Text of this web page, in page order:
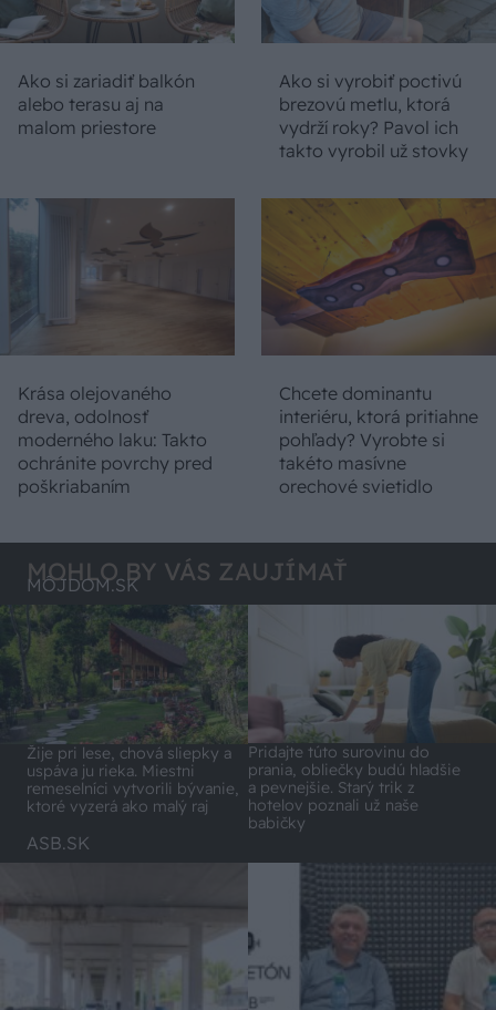
Ako si zariadiť balkón
alebo terasu aj na
malom priestore
Ako si vyrobiť poctivú
brezovú metlu, ktorá
vydrží roky? Pavol ich
takto vyrobil už stovky
Krása olejovaného
dreva, odolnosť
moderného laku: Takto
ochránite povrchy pred
poškriabaním
Chcete dominantu
interiéru, ktorá pritiahne
pohľady? Vyrobte si
takéto masívne
orechové svietidlo
MOHLO BY VÁS ZAUJÍMAŤ
MÔJDOM.SK
Žije pri lese, chová sliepky a
uspáva ju rieka. Miestni
remeselníci vytvorili bývanie,
ktoré vyzerá ako malý raj
Pridajte túto surovinu do
prania, obliečky budú hladšie
a pevnejšie. Starý trik z
hotelov poznali už naše
babičky
ASB.SK